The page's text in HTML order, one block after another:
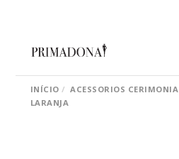
INÍCIO ACESSORIOS CERIMONIA
LARANJA